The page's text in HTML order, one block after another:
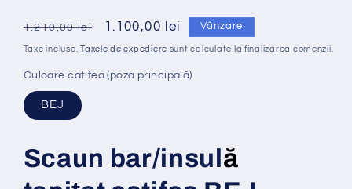
Preț
obișnuit
1.210,00 lei
Preț
redus
1.100,00 lei Vânzare
Taxe incluse.Taxele de expediere sunt calculate la finalizarea comenzii.
Culoare catifea (poza principală)
BEJ
Scaun bar/insulă